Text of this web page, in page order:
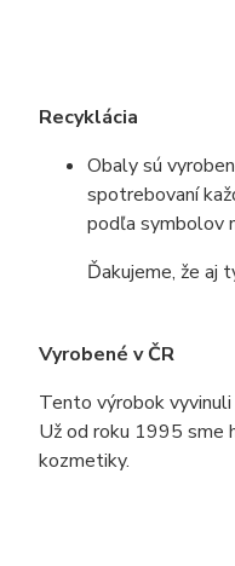
Recyklácia
Obaly sú
spotrebovaní
podľa symbolov
Ďakujeme, že aj
Vyrobené v ČR
Tento výrobok
Už od roku 1995 sme
kozmetiky.